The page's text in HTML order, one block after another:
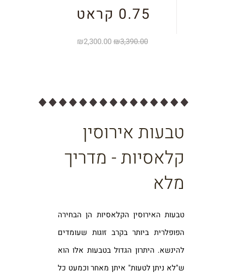
0.75 קראט
₪3,390.00
₪2,300.00
טבעות אירוסין
קלאסיות - מדריך
מלא
טבעות האירוסין הקלאסיות הן הבחירה
הפופלרית ביותר בקרב זוגות שעומדים
להינשא. היתרון הגדול בטבעות אלו הוא
ש"לא ניתן לטעות" איתן מאחר וכמעט כל